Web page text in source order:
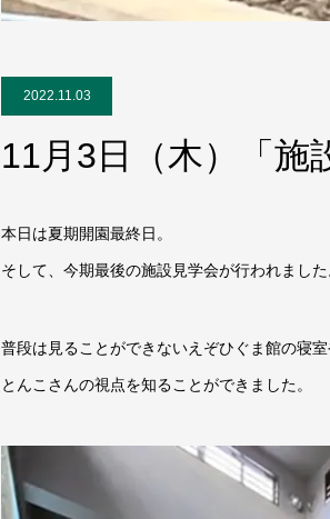
2022.11.03
11月3日（木）「施
本日は夏期開園最終日。
そして、今期最後の施設見学会が行われました
普段は見ることができないえぞひぐま館の寝室
とんこさんの視点を知ることができました。